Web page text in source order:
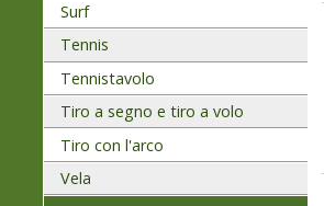
Surf
Tennis
Tennistavolo
Tiro a segno e tiro a volo
Tiro con l'arco
Vela